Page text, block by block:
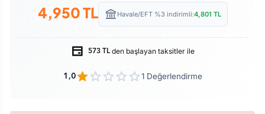
4,950TL Havale/EFT %3 indirimli:4,801 TL
573 TLden başlayan taksitler ile
1,0 1 Değerlendirme